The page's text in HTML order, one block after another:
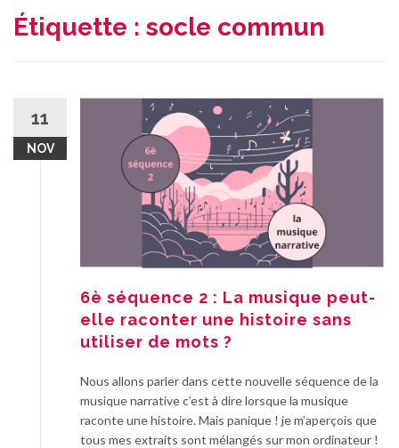
Étiquette : socle commun
11
NOV
6è séquence 2 : La musique peut-
elle raconter une histoire sans
utiliser de mots ?
Nous allons parler dans cette nouvelle séquence de la
musique narrative c’est à dire lorsque la musique
raconte une histoire. Mais panique ! je m’aperçois que
tous mes extraits sont mélangés sur mon ordinateur !